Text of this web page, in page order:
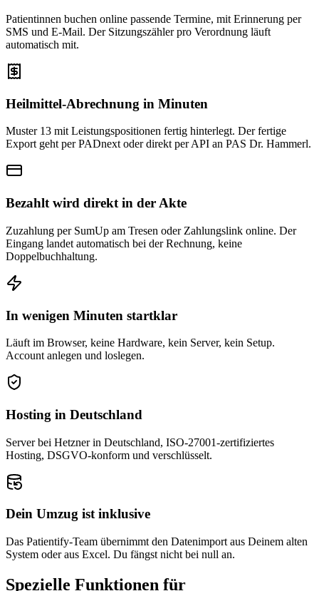
Patientinnen buchen online passende Termine, mit Erinnerung per
SMS und E-Mail. Der Sitzungszähler pro Verordnung läuft
automatisch mit.
Heilmittel-Abrechnung in Minuten
Muster 13 mit Leistungspositionen fertig hinterlegt. Der fertige
Export geht per PADnext oder direkt per API an PAS Dr. Hammerl.
Bezahlt wird direkt in der Akte
Zuzahlung per SumUp am Tresen oder Zahlungslink online. Der
Eingang landet automatisch bei der Rechnung, keine
Doppelbuchhaltung.
In wenigen Minuten startklar
Läuft im Browser, keine Hardware, kein Server, kein Setup.
Account anlegen und loslegen.
Hosting in Deutschland
Server bei Hetzner in Deutschland, ISO-27001-zertifiziertes
Hosting, DSGVO-konform und verschlüsselt.
Dein Umzug ist inklusive
Das Patientify-Team übernimmt den Datenimport aus Deinem alten
System oder aus Excel. Du fängst nicht bei null an.
Spezielle Funktionen für